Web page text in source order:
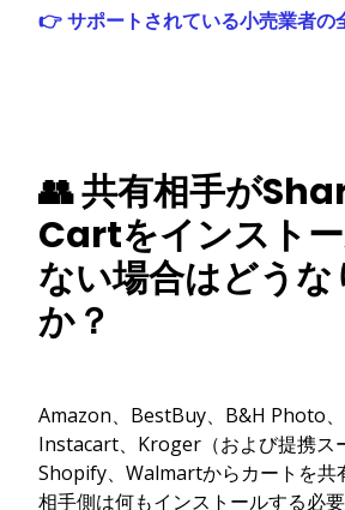
👉 サポートされている小売業者の
👥 共有相手が
Cartをインスト
ない場合はどうな
か？
Amazon、BestBuy、B&H Photo、
Instacart、Kroger（および提携ス
Shopify、Walmartからカートを共
相手側は何もインストールする必